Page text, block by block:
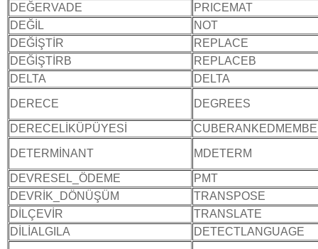
DEĞERVADE
PRICEMAT
DEĞİL
NOT
DEĞİŞTİR
REPLACE
DEĞİŞTİRB
REPLACEB
DELTA
DELTA
DERECE DEGREES
DERECELİKÜPÜYESİ
DETERMİNANT MDETERM
DEVRESEL_ÖDEME
PMT
DEVRİK_DÖNÜŞÜM
TRANSPOSE
DİLÇEVİR
TRANSLATE
DİLİALGILA
DETECTLANGUAGE